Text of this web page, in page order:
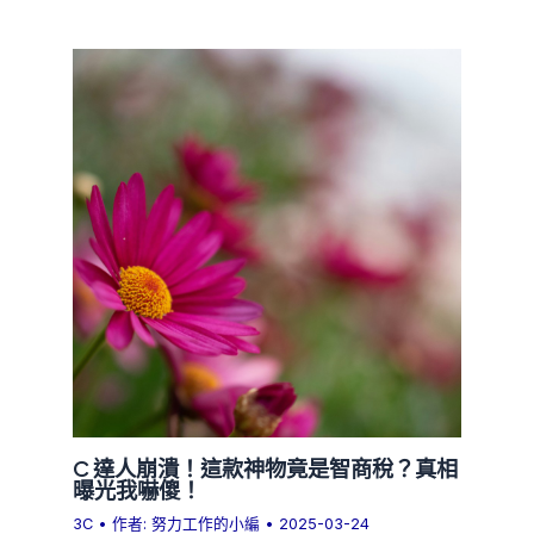
C 達人崩潰！這款神物竟是智商稅？真相
曝光我嚇傻！
3C • 作者:努力工作的小編 • 2025-03-24